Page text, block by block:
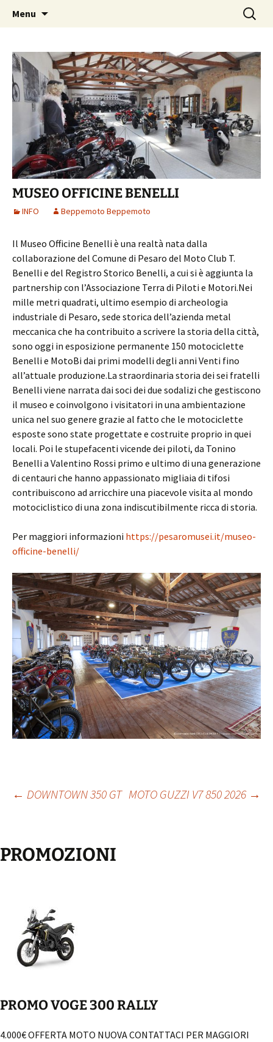
Beppemoto Concessionaria
Aprilia e Moto Guzzi
Menu
Search
for:
MUSEO OFFICINE BENELLI
INFO Beppemoto Beppemoto
Il Museo Officine Benelli è una realtà nata dalla
collaborazione del Comune di Pesaro del Moto Club T.
Benelli e del Registro Storico Benelli, a cui si è aggiunta la
partnership con l’Associazione Terra di Piloti e Motori.Nei
mille metri quadrati, ultimo esempio di archeologia
industriale di Pesaro, sede storica dell’azienda metal
meccanica che ha contribuito a scrivere la storia della città,
sono oggi in esposizione permanente 150 motociclette
Benelli e MotoBi dai primi modelli degli anni Venti fino
all’attuale produzione.La straordinaria storia dei sei fratelli
Benelli viene narrata dai soci dei due sodalizi che gestiscono
il museo e coinvolgono i visitatori in una ambientazione
unica nel suo genere grazie al fatto che le motociclette
esposte sono state progettate e costruite proprio in quei
locali. Poi le stupefacenti vicende dei piloti, da Tonino
Benelli a Valentino Rossi primo e ultimo di una generazione
di centauri che hanno appassionato migliaia di tifosi
contribuiscono ad arricchire una piacevole visita al mondo
motociclistico di una zona indiscutibilmente ricca di storia.
Per maggiori informazioni https://pesaromusei.it/museo-
officine-benelli/
Post
navigation
← DOWNTOWN 350 GT MOTO GUZZI V7 850 2026 →
PROMOZIONI
PROMO VOGE 300 RALLY
4.000€ OFFERTA MOTO NUOVA CONTATTACI PER MAGGIORI